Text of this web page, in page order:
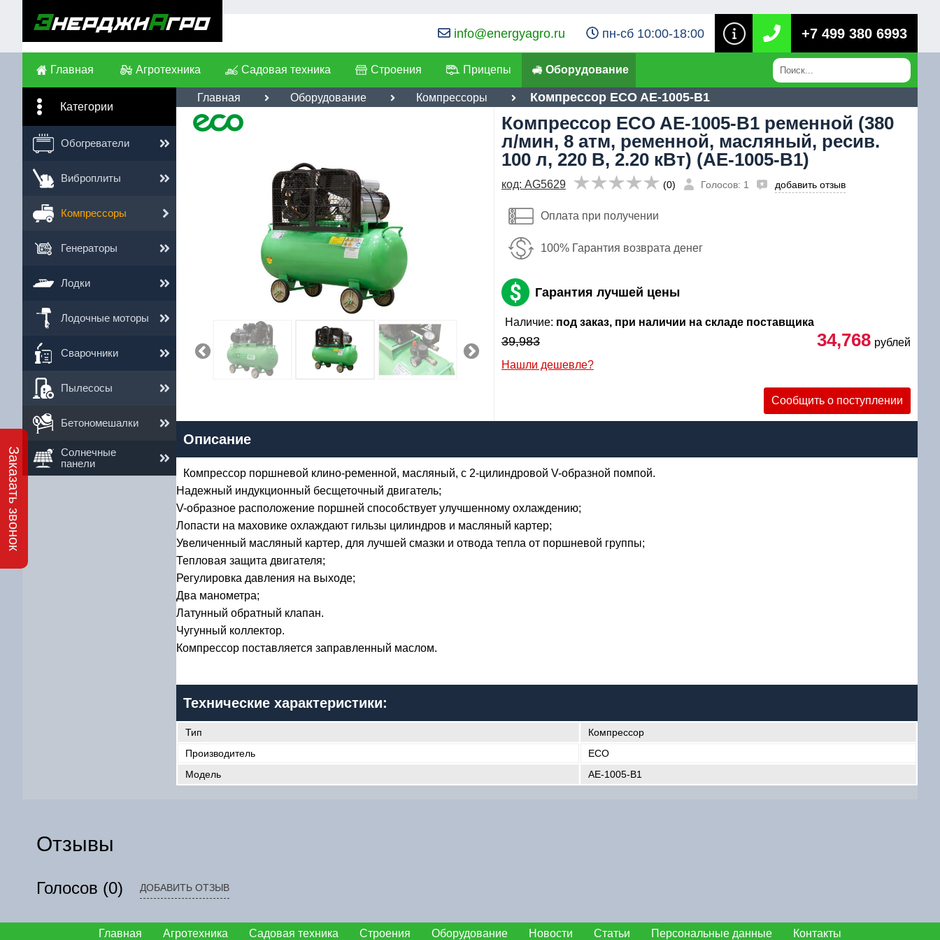
info@energyagro.ru пн-сб 10:00-18:00 +7 499 380 6993
Главная Агротехника Садовая техника Строения Прицепы Оборудование
Категории
Обогреватели
Виброплиты
Компрессоры
Генераторы
Лодки
Лодочные моторы
Сварочники
Пылесосы
Бетономешалки
Солнечные
панели
Главная Оборудование Компрессоры Компрессор ECO AE-1005-B1
Компрессор ECO AE-1005-B1 ременной (380
л/мин, 8 атм, ременной, масляный, ресив.
100 л, 220 В, 2.20 кВт) (AE-1005-B1)
код: AG5629 (0) Голосов: 1 добавить отзыв
Оплата при получении
100% Гарантия возврата денег
Гарантия лучшей цены
Наличие: под заказ, при наличии на складе поставщика
39,983 34,768 рублей
Нашли дешевле?
Сообщить о поступлении
Описание
Компрессор поршневой клино-ременной, масляный, с 2-цилиндровой V-образной помпой.
Надежный индукционный бесщеточный двигатель;
V-образное расположение поршней способствует улучшенному охлаждению;
Лопасти на маховике охлаждают гильзы цилиндров и масляный картер;
Увеличенный масляный картер, для лучшей смазки и отвода тепла от поршневой группы;
Тепловая защита двигателя;
Регулировка давления на выходе;
Два манометра;
Латунный обратный клапан.
Чугунный коллектор.
Компрессор поставляется заправленный маслом.
Технические характеристики:
Тип
Компрессор
Производитель
ECO
Модель
AE-1005-B1
Отзывы
Голосов (0) ДОБАВИТЬ ОТЗЫВ
34,768
Имя:
Email:
Телефон
Я даю согласие на
обработку
персональных данных
Сообщить о поступлении
34,768
Email:
Я даю согласие на обработку персональных данных
Сообщить о поступлении
Ссылка
Я даю согласие на обработку персональных данных
Главная Агротехника Садовая техника Строения Оборудование Новости Статьи Персональные данные Контакты
Заказать звонок